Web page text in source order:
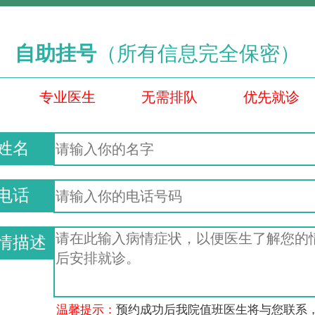
自助挂号 （所有信息完全保密）
专业医生 无需排队 优先就诊
名
话
描述
温馨提示：预约成功后我院值班医生将与您联系